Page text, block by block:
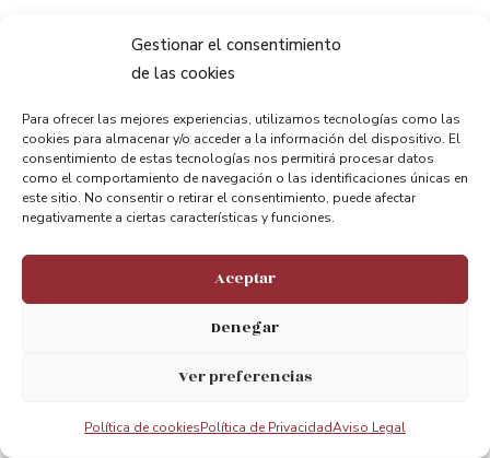
Gestionar el consentimiento
de las cookies
Para ofrecer las mejores experiencias, utilizamos tecnologías como las
cookies para almacenar y/o acceder a la información del dispositivo. El
consentimiento de estas tecnologías nos permitirá procesar datos
como el comportamiento de navegación o las identificaciones únicas en
este sitio. No consentir o retirar el consentimiento, puede afectar
negativamente a ciertas características y funciones.
Aceptar
Denegar
Ver preferencias
Política de cookiesPolítica de PrivacidadAviso Legal
Compartir: